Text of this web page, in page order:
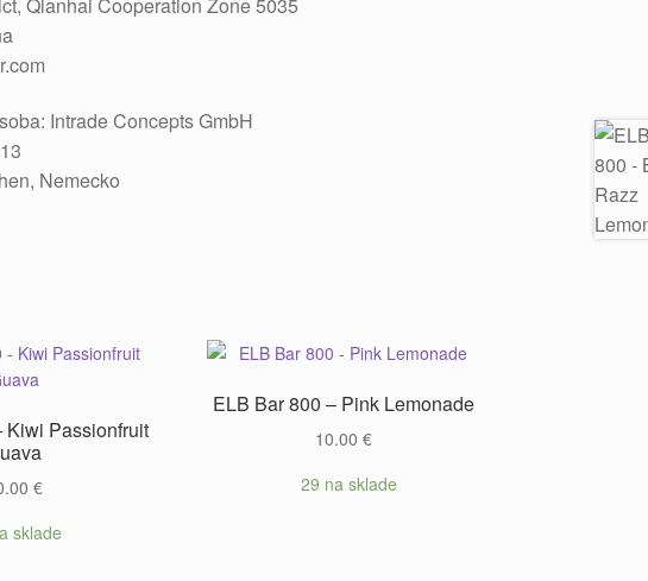
Intrade Concepts GmbH
Nemecko
Kiwi Passionfruit
€
sklade
ELB Bar 800 – Pink Lemonade
10.00€
29 na sklade